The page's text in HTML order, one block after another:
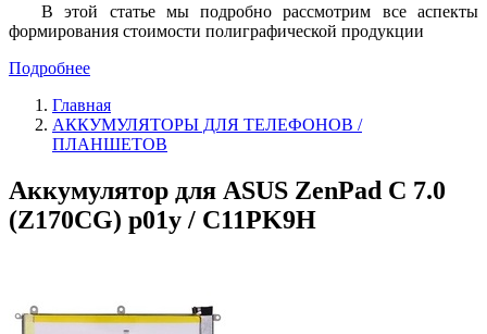
В этой статье мы подробно рассмотрим все аспекты
формирования стоимости полиграфической продукции
Подробнее
Главная
АККУМУЛЯТОРЫ ДЛЯ ТЕЛЕФОНОВ /
ПЛАНШЕТОВ
Аккумулятор для ASUS ZenPad C 7.0
(Z170CG) p01y / C11PK9H